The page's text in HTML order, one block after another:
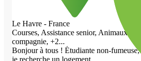
vous etJe me trouve dans une situation
d'urgence et suis à la recherche d'un
hébergement pour les prochains mois, car
je dois quitter mon logement actuel très
bientôt. d'explorer les possibilités
ensemble. Bien à vous.
Le Havre - France
Courses, Assistance senior, Animaux de
compagnie, +2...
Bonjour à tous ! Étudiante non-fumeuse,
je recherche un logement